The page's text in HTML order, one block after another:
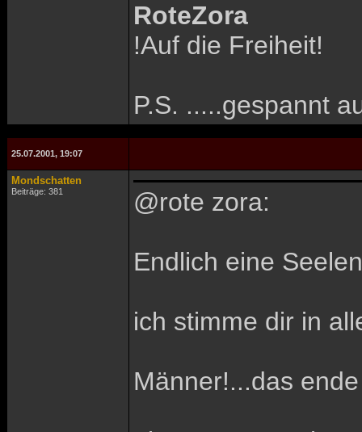
RoteZora
!Auf die Freiheit!
P.S. .....gespannt
25.07.2001, 19:07
Mondschatten
Beiträge: 381 @rote zora:
Endlich eine
ich stimme dir in
Männer!...das